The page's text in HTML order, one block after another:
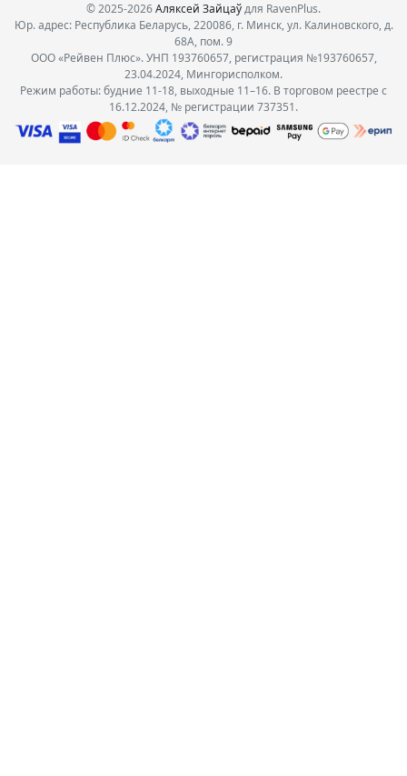
© 2025-2026Аляксей Зайцаўдля RavenPlus.
Юр. адрес: Республика Беларусь, 220086, г. Минск, ул. Калиновского, д.
68А, пом. 9
ООО «Рейвен Плюс». УНП 193760657, регистрация №193760657,
23.04.2024, Мингорисполком.
Режим работы: будние 11-18, выходные 11–16. В торговом реестре с
16.12.2024, № регистрации 737351.